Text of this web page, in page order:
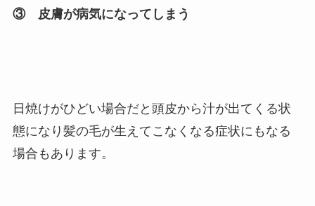
③ 皮膚が病気になってしまう
日焼けがひどい場合だと頭皮から汁が出てくる状
態になり髪の毛が生えてこなくなる症状にもなる
場合もあります。